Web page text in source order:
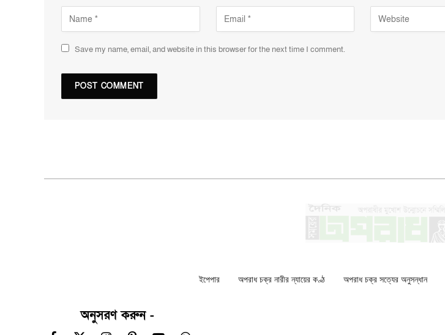
Save my name, email, and website in this browser for the next time I comment.
ইপেপার অপরাধ চক্র নারীর ন্যায়ের কণ্ঠ অপরাধ চক্র সত্যের অনুসন্ধান
অনুসরণ করুন -